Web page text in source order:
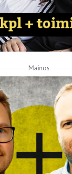
Mainos